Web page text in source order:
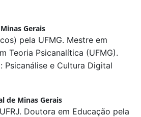
Gerais
pela UFMG. Mestre em
Teoria Psicanalítica (UFMG).
e Cultura Digital
de Minas Gerais
Doutora em Educação pela